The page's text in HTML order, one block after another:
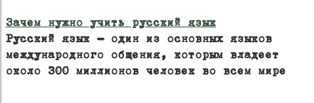
Зачем нужно учить русский язык
Русский язык – один из основных языков
международного общения, которым владеет
около 300 миллионов человек во всем мире